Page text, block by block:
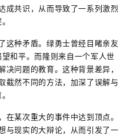
成共识，从而导致了一系列激烈
这种矛盾。绿勇士曾经目睹亲友
和平。而隆则来自一个军人世
问题的教育。这种背景差异，
截然不同的方法，加深了误解与
某次重大的事件中达到顶点。
与现实的大辩论，从而引发了一